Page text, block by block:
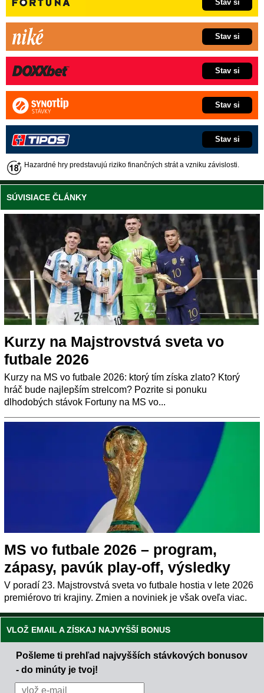
Stav si
Stav si
Stav si
Stav si
Stav si
Hazardné hry predstavujú riziko finančných strát a vzniku závislosti.
SÚVISIACE ČLÁNKY
Kurzy na Majstrovstvá sveta vo
futbale 2026
Kurzy na MS vo futbale 2026: ktorý tím získa zlato? Ktorý
hráč bude najlepším strelcom? Pozrite si ponuku
dlhodobých stávok Fortuny na MS vo...
MS vo futbale 2026 – program,
zápasy, pavúk play-off, výsledky
V poradí 23. Majstrovstvá sveta vo futbale hostia v lete 2026
premiérovo tri krajiny. Zmien a noviniek je však oveľa viac.
VLOŽ EMAIL A ZÍSKAJ NAJVYŠŠÍ BONUS
Pošleme ti prehľad najvyšších stávkových bonusov
- do minúty je tvoj!